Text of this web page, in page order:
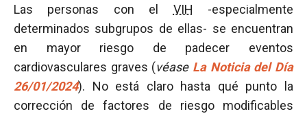
Las personas con el VIH -especialmente
determinados subgrupos de ellas- se encuentran
en mayor riesgo de padecer eventos
cardiovasculares graves (véase La Noticia del Día
26/01/2024). No está claro hasta qué punto la
corrección de factores de riesgo modificables